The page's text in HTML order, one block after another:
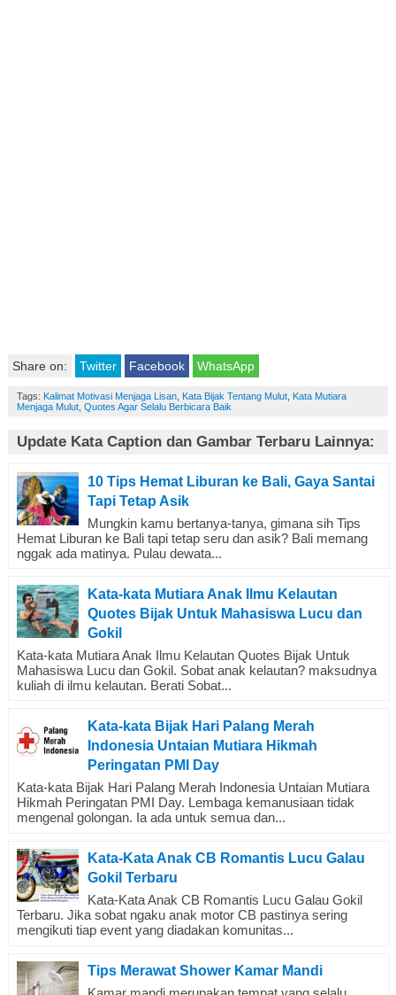
Share on: Twitter Facebook WhatsApp
Tags: Kalimat Motivasi Menjaga Lisan, Kata Bijak Tentang Mulut, Kata Mutiara
Menjaga Mulut, Quotes Agar Selalu Berbicara Baik
Update Kata Caption dan Gambar Terbaru Lainnya:
10 Tips Hemat Liburan ke Bali, Gaya Santai
Tapi Tetap Asik
Mungkin kamu bertanya-tanya, gimana sih Tips
Hemat Liburan ke Bali tapi tetap seru dan asik? Bali memang
nggak ada matinya. Pulau dewata...
Kata-kata Mutiara Anak Ilmu Kelautan
Quotes Bijak Untuk Mahasiswa Lucu dan
Gokil
Kata-kata Mutiara Anak Ilmu Kelautan Quotes Bijak Untuk
Mahasiswa Lucu dan Gokil. Sobat anak kelautan? maksudnya
kuliah di ilmu kelautan. Berati Sobat...
Kata-kata Bijak Hari Palang Merah
Indonesia Untaian Mutiara Hikmah
Peringatan PMI Day
Kata-kata Bijak Hari Palang Merah Indonesia Untaian Mutiara
Hikmah Peringatan PMI Day. Lembaga kemanusiaan tidak
mengenal golongan. Ia ada untuk semua dan...
Kata-Kata Anak CB Romantis Lucu Galau
Gokil Terbaru
Kata-Kata Anak CB Romantis Lucu Galau Gokil
Terbaru. Jika sobat ngaku anak motor CB pastinya sering
mengikuti tiap event yang diadakan komunitas...
Tips Merawat Shower Kamar Mandi